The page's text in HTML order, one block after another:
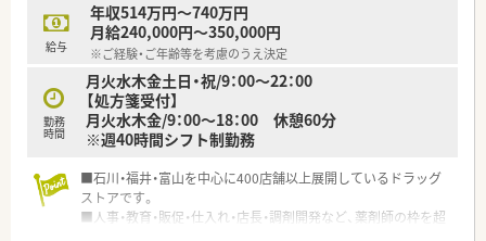
給与
年収514万円～740万円
月給240,000円～350,000円
※ご経験・ご年齢等を考慮のうえ決定
勤務
時間
月火水木金土日・祝/9：00～22：00
【処方箋受付】
月火水木金/9：00～18：00 休憩60分
※週40時間シフト制勤務
■石川・福井・富山を中心に400店舗以上展開しているドラッグ
ストアです。
■人事・教育・販促・仕入れ・店長・調剤開発など、薬剤師の枠を超